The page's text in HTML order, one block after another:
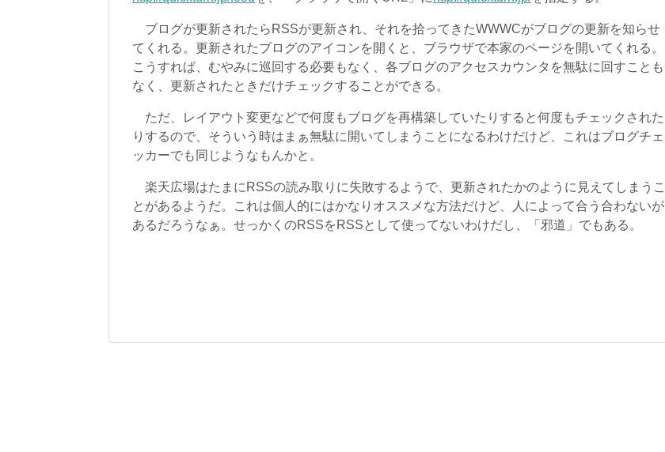
ブログが更新されたらRSSが更新され、それを拾ってきたWWWCがブログの更新を知らせ
てくれる。更新されたブログのアイコンを開くと、ブラウザで本家のページを開いてくれる。
こうすれば、むやみに巡回する必要もなく、各ブログのアクセスカウンタを無駄に回すことも
なく、更新されたときだけチェックすることができる。
ただ、レイアウト変更などで何度もブログを再構築していたりすると何度もチェックされた
りするので、そういう時はまぁ無駄に開いてしまうことになるわけだけど、これはブログチェ
ッカーでも同じようなもんかと。
楽天広場はたまにRSSの読み取りに失敗するようで、更新されたかのように見えてしまうこ
とがあるようだ。これは個人的にはかなりオススメな方法だけど、人によって合う合わないが
あるだろうなぁ。せっかくのRSSをRSSとして使ってないわけだし、「邪道」でもある。